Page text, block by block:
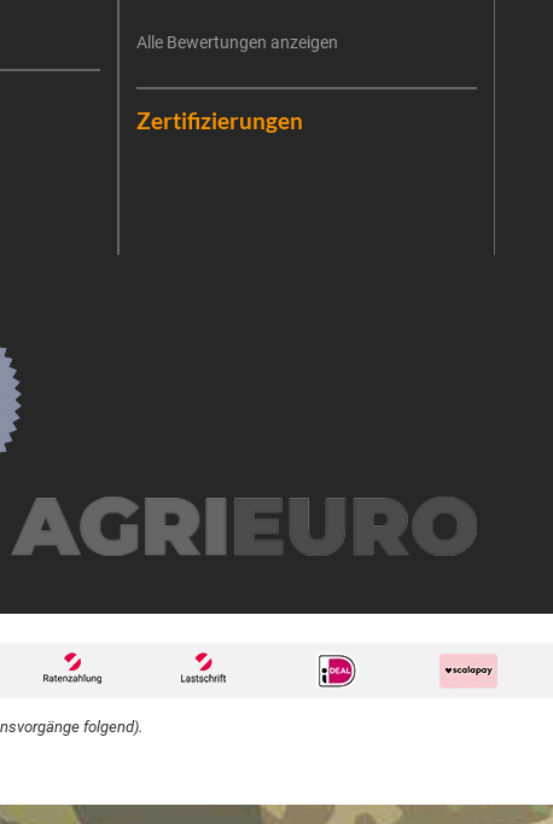
Alle Bewertungen anzeigen
Zertifizierungen
folgend).